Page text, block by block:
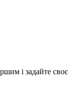
і задайте своє